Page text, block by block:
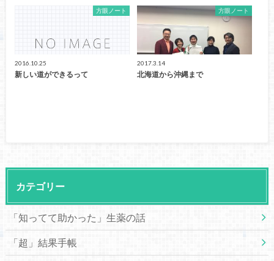
方眼ノート
2016.10.25
新しい道ができるって
方眼ノート
2017.3.14
北海道から沖縄まで
カテゴリー
「知ってて助かった」生薬の話
「超」結果手帳